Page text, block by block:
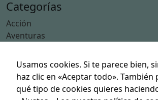
Relatos
Bases Concurso
Publicar relato
Contacto
Categorías
Acción
Aventuras
Usamos cookies. Si te parece bien,
haz clic en «Aceptar todo». También
qué tipo de cookies quieres
ri
a
s
E